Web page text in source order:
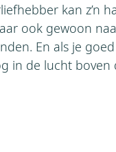
kan z’n
ook gewoon
En als je
in de lucht boven